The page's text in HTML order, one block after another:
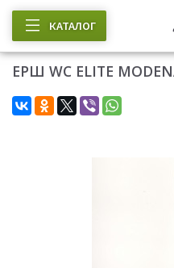
КАТАЛОГ
ЕРШ WC ELITE